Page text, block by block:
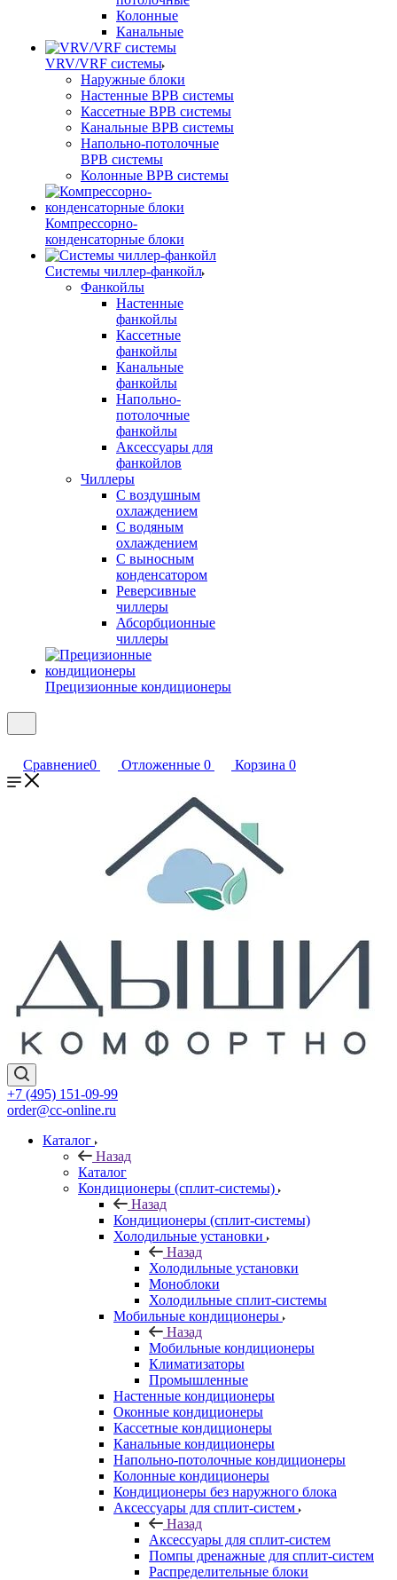
Колонные
Канальные
VRV/VRF системы
Наружные блоки
Настенные ВРВ системы
Кассетные ВРВ системы
Канальные ВРВ системы
Напольно-потолочные
ВРВ системы
Колонные ВРВ системы
Компрессорно-
конденсаторные блоки
Системы чиллер-фанкойл
Фанкойлы
Настенные
фанкойлы
Кассетные
фанкойлы
Канальные
фанкойлы
Напольно-
потолочные
фанкойлы
Аксессуары для
фанкойлов
Чиллеры
С воздушным
охлаждением
С водяным
охлаждением
С выносным
конденсатором
Реверсивные
чиллеры
Абсорбционные
чиллеры
Прецизионные кондиционеры
Сравнение0 Отложенные 0 Корзина 0
+7 (495) 151-09-99
order@cc-online.ru
Каталог
Назад
Каталог
Кондиционеры (сплит-системы)
Назад
Кондиционеры (сплит-системы)
Холодильные установки
Назад
Холодильные установки
Моноблоки
Холодильные сплит-системы
Мобильные кондиционеры
Назад
Мобильные кондиционеры
Климатизаторы
Промышленные
Настенные кондиционеры
Оконные кондиционеры
Кассетные кондиционеры
Канальные кондиционеры
Напольно-потолочные кондиционеры
Колонные кондиционеры
Кондиционеры без наружного блока
Аксессуары для сплит-систем
Назад
Аксессуары для сплит-систем
Помпы дренажные для сплит-систем
Распределительные блоки